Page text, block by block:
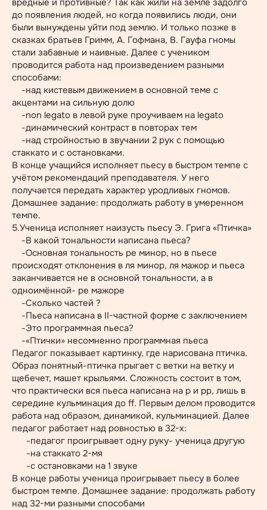
вредные и противные? Так как жили на земле задолго
до появления людей, но когда появились люди, они
были вынуждены уйти под землю. И только позже в
сказках братьев Гримм, А. Гофмана, В. Гауфа гномы
стали забавные и наивные. Далее с учеником
проводится работа над произведением разными
способами:
-над кистевым движением в основной теме с
акцентами на сильную долю
-non legato в левой руке проучиваем на legato
-динамический контраст в повторах тем
-над стройностью в звучании 2 рук с помощью
стаккато и с остановками.
В конце учащийся исполняет пьесу в быстром темпе с
учётом рекомендаций преподавателя. У него
получается передать характер уродливых гномов.
Домашнее задание: продолжать работу в умеренном
темпе.
5.Ученица исполняет наизусть пьесу Э. Грига «Птичка»
-В какой тональности написана пьеса?
-Основная тональность ре минор, но в пьесе
происходят отклонения в ля минор, ля мажор и пьеса
заканчивается не в основной тональности, а в
одноимённой- ре мажоре
-Сколько частей ?
-Пьеса написана в II-частной форме с заключением
-Это программная пьеса?
-«Птички» несомненно программная пьеса
Педагог показывает картинку, где нарисована птичка.
Образ понятный-птичка прыгает с ветки на ветку и
щебечет, машет крыльями. Сложность состоит в том,
что практически вся пьеса написана на р и рр, лишь в
середине кульминация до ff. Первым делом проводится
работа над образом, динамикой, кульминацией. Далее
педагог работает над ровностью в 32-х:
-педагог проигрывает одну руку- ученица другую
-на стаккато 2-мя
-с остановками на 1 звуке
В конце работы ученица проигрывает пьесу в более
быстром темпе. Домашнее задание: продолжать работу
над 32-ми разными способами